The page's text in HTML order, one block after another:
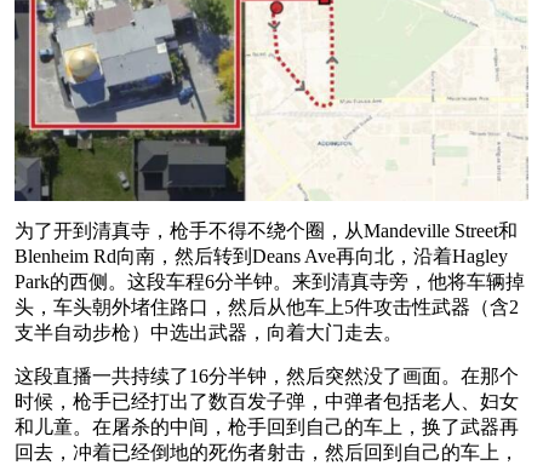
为了开到清真寺，枪手不得不绕个圈，从Mandeville Street和
Blenheim Rd向南，然后转到Deans Ave再向北，沿着Hagley
Park的西侧。这段车程6分半钟。来到清真寺旁，他将车辆掉
头，车头朝外堵住路口，然后从他车上5件攻击性武器（含2
支半自动步枪）中选出武器，向着大门走去。
这段直播一共持续了16分半钟，然后突然没了画面。在那个
时候，枪手已经打出了数百发子弹，中弹者包括老人、妇女
和儿童。在屠杀的中间，枪手回到自己的车上，换了武器再
回去，冲着已经倒地的死伤者射击，然后回到自己的车上，